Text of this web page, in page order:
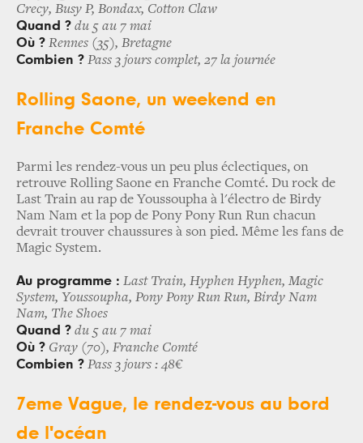
Crecy, Busy P, Bondax, Cotton Claw
Quand ? du 5 au 7 mai
Où ? Rennes (35), Bretagne
Combien ? Pass 3 jours complet, 27 la journée
Rolling Saone, un weekend en
Franche Comté
Parmi les rendez-vous un peu plus éclectiques, on
retrouve Rolling Saone en Franche Comté. Du rock de
Last Train au rap de Youssoupha à l'électro de Birdy
Nam Nam et la pop de Pony Pony Run Run chacun
devrait trouver chaussures à son pied. Même les fans de
Magic System.
Au programme : Last Train, Hyphen Hyphen, Magic
System, Youssoupha, Pony Pony Run Run, Birdy Nam
Nam, The Shoes
Quand ? du 5 au 7 mai
Où ? Gray (70), Franche Comté
Combien ? Pass 3 jours : 48€
7eme Vague, le rendez-vous au bord
de l'océan